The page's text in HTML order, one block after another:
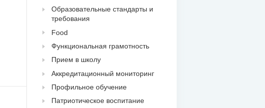
Образовательные стандарты и
требования
Food
Функциональная грамотность
Прием в школу
Аккредитационный мониторинг
Профильное обучение
Патриотическое воспитание